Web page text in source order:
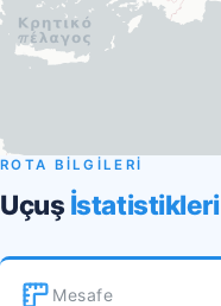
ROTA BİLGİLERİ
Uçuş İstatistikleri
Mesafe